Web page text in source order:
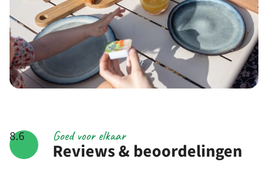
8.6
Reviews & beoordelingen
Goed voor elkaar